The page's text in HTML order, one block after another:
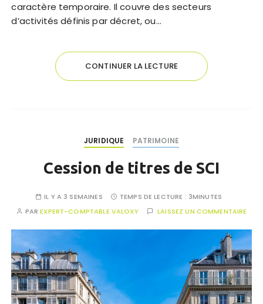
caractère temporaire. Il couvre des secteurs
d’activités définis par décret, ou…
CONTINUER LA LECTURE
JURIDIQUE PATRIMOINE
Cession de titres de SCI
IL Y A 3 SEMAINES TEMPS DE LECTURE : 3MINUTES
PAREXPERT-COMPTABLE VALOXY LAISSEZ UN COMMENTAIRE